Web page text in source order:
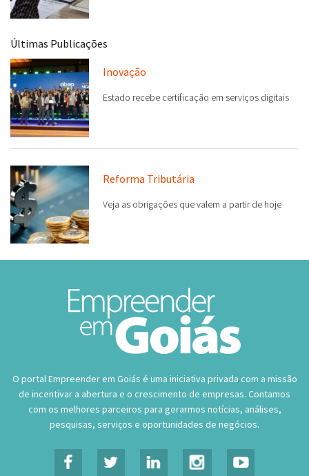
Últimas Publicações
Inovação
Estado recebe certificação em serviços digitais
Reforma Tributária
Veja as obrigações que valem a partir de hoje
O portal Empreender em Goiás é uma iniciativa privada com a missão
de incentivar a abertura e o crescimento de empresas. Contamos
com os melhores parceiros para gerarmos notícias, análises,
pesquisas, serviços e oportunidades de negócios.